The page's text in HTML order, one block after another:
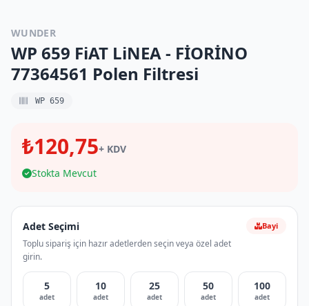
WUNDER
WP 659 FiAT LiNEA - FİORİNO
77364561 Polen Filtresi
WP 659
₺120,75+ KDV
Stokta Mevcut
Adet Seçimi
Toplu sipariş için hazır adetlerden seçin veya özel adet
girin.
Bayi
5
adet
10
adet
25
adet
50
adet
100
adet